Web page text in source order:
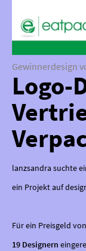
Gewinnerdesign
Logo-
lanzsandra suchte
ein Projekt auf
Für ein Preisgeld von
19 Designern